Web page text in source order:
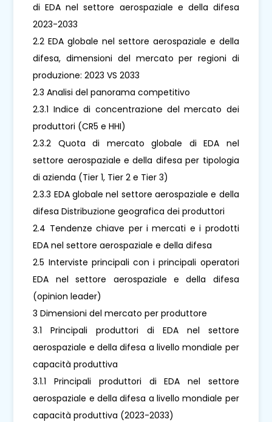
di EDA nel settore aerospaziale e della difesa
2023-2033
2.2 EDA globale nel settore aerospaziale e della
difesa, dimensioni del mercato per regioni di
produzione: 2023 VS 2033
2.3 Analisi del panorama competitivo
2.3.1 Indice di concentrazione del mercato dei
produttori (CR5 e HHI)
2.3.2 Quota di mercato globale di EDA nel
settore aerospaziale e della difesa per tipologia
di azienda (Tier 1, Tier 2 e Tier 3)
2.3.3 EDA globale nel settore aerospaziale e della
difesa Distribuzione geografica dei produttori
2.4 Tendenze chiave per i mercati e i prodotti
EDA nel settore aerospaziale e della difesa
2.5 Interviste principali con i principali operatori
EDA nel settore aerospaziale e della difesa
(opinion leader)
3 Dimensioni del mercato per produttore
3.1 Principali produttori di EDA nel settore
aerospaziale e della difesa a livello mondiale per
capacità produttiva
3.1.1 Principali produttori di EDA nel settore
aerospaziale e della difesa a livello mondiale per
capacità produttiva (2023-2033)